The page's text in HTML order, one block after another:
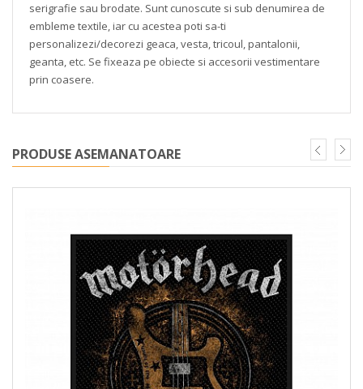
serigrafie sau brodate. Sunt cunoscute si sub denumirea de
embleme textile, iar cu acestea poti sa-ti
personalizezi/decorezi geaca, vesta, tricoul, pantalonii,
geanta, etc. Se fixeaza pe obiecte si accesorii vestimentare
prin coasere.
PRODUSE ASEMANATOARE